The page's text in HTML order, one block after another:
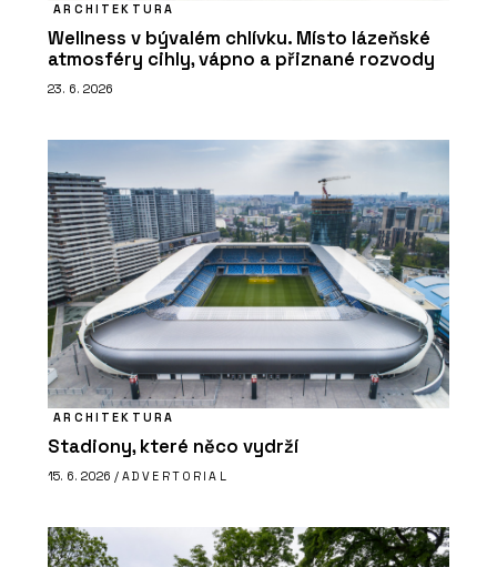
ARCHITEKTURA
Wellness v bývalém chlívku. Místo lázeňské
atmosféry cihly, vápno a přiznané rozvody
23. 6. 2026
ARCHITEKTURA
Stadiony, které něco vydrží
15. 6. 2026 / ADVERTORIAL